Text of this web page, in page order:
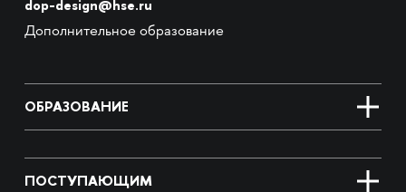
dop-design@hse.ru
Дополнительное образование
ОБРАЗОВАНИЕ
ПОСТУПАЮЩИМ